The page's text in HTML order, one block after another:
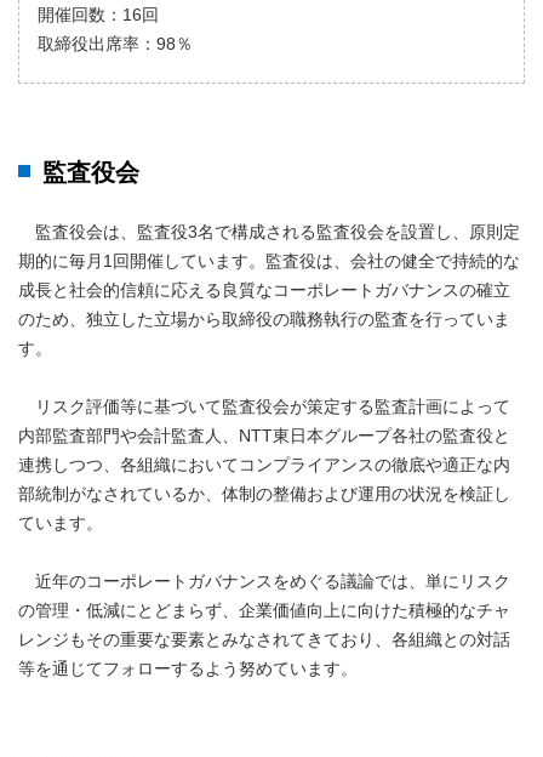
開催回数：16回
取締役出席率：98％
監査役会
監査役会は、監査役3名で構成される監査役会を設置し、原則定
期的に毎月1回開催しています。監査役は、会社の健全で持続的な
成長と社会的信頼に応える良質なコーポレートガバナンスの確立
のため、独立した立場から取締役の職務執行の監査を行っていま
す。
リスク評価等に基づいて監査役会が策定する監査計画によって
内部監査部門や会計監査人、NTT東日本グループ各社の監査役と
連携しつつ、各組織においてコンプライアンスの徹底や適正な内
部統制がなされているか、体制の整備および運用の状況を検証し
ています。
近年のコーポレートガバナンスをめぐる議論では、単にリスク
の管理・低減にとどまらず、企業価値向上に向けた積極的なチャ
レンジもその重要な要素とみなされてきており、各組織との対話
等を通じてフォローするよう努めています。